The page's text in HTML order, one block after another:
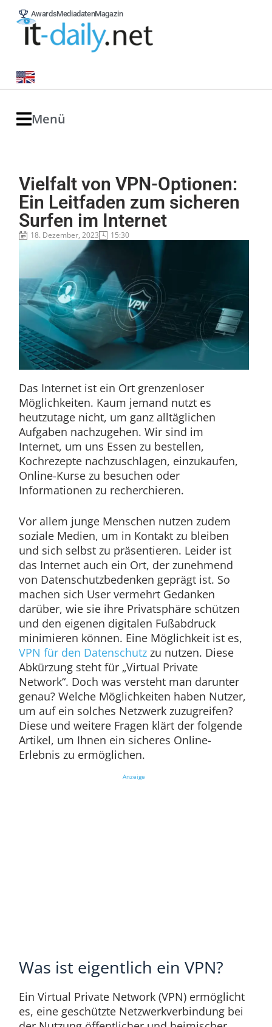
AwardsMediadatenMagazin
Menü
Vielfalt von VPN-Optionen:
Ein Leitfaden zum sicheren
Surfen im Internet
18. Dezember, 2023 15:30
Das Internet ist ein Ort grenzenloser
Möglichkeiten. Kaum jemand nutzt es
heutzutage nicht, um ganz alltäglichen
Aufgaben nachzugehen. Wir sind im
Internet, um uns Essen zu bestellen,
Kochrezepte nachzuschlagen, einzukaufen,
Online-Kurse zu besuchen oder
Informationen zu recherchieren.
Vor allem junge Menschen nutzen zudem
soziale Medien, um in Kontakt zu bleiben
und sich selbst zu präsentieren. Leider ist
das Internet auch ein Ort, der zunehmend
von Datenschutzbedenken geprägt ist. So
machen sich User vermehrt Gedanken
darüber, wie sie ihre Privatsphäre schützen
und den eigenen digitalen Fußabdruck
minimieren können. Eine Möglichkeit ist es,
VPN für den Datenschutzzu nutzen. Diese
Abkürzung steht für „Virtual Private
Network“. Doch was versteht man darunter
genau? Welche Möglichkeiten haben Nutzer,
um auf ein solches Netzwerk zuzugreifen?
Diese und weitere Fragen klärt der folgende
Artikel, um Ihnen ein sicheres Online-
Erlebnis zu ermöglichen.
Anzeige
Was ist eigentlich ein VPN?
Ein Virtual Private Network (VPN) ermöglicht
es, eine geschützte Netzwerkverbindung bei